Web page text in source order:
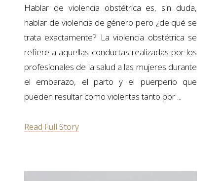
Hablar de violencia obstétrica es, sin duda,
hablar de violencia de género pero ¿de qué se
trata exactamente? La violencia obstétrica se
refiere a aquellas conductas realizadas por los
profesionales de la salud a las mujeres durante
el embarazo, el parto y el puerperio que
pueden resultar como violentas tanto por
Read Full Story